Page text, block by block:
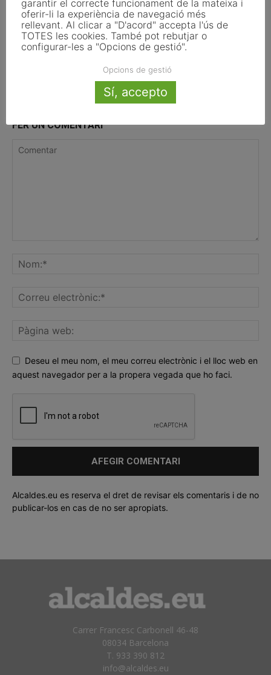
El Pla de Barris mobilitza 117 municipis
catalans per impulsar la regeneració
urbana
FER UN COMENTARI
Deseu el meu nom, el meu correu electrònic i el lloc web en
aquest navegador per a la propera vegada que ho faci.
Alcaldes.eu es reserva el dret de revisar els comentaris i de no
publicar-los en cas de no ser apropiats.
Carrer Francesc Carbonell 46-48
08034 Barcelona
T. 933 390 812
info@alcaldes.eu
garantir el correcte funcionament de la mateixa i
oferir-li la experiència de navegació més
rellevant. Al clicar a "D'acord" accepta l'ús de
TOTES les cookies. També pot rebutjar o
configurar-les a "Opcions de gestió".
Opcions de gestió
Sí, accepto